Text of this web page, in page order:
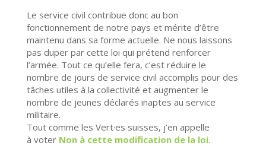
Le service civil contribue donc au bon
fonctionnement de notre pays et mérite d’être
maintenu dans sa forme actuelle. Ne nous laissons
pas duper par cette loi qui prétend renforcer
l’armée. Tout ce qu’elle fera, c’est réduire le
nombre de jours de service civil accomplis pour des
tâches utiles à la collectivité et augmenter le
nombre de jeunes déclarés inaptes au service
militaire.
Tout comme les Vert·es suisses, j’en appelle
à voter Non à cette modification de la loi.